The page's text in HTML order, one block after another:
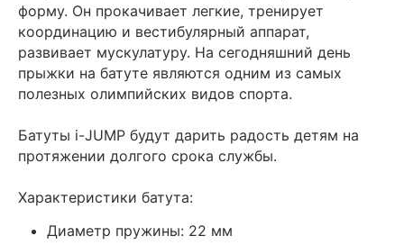
форму. Он прокачивает легкие, тренирует
координацию и вестибулярный аппарат,
развивает мускулатуру. На сегодняшний день
прыжки на батуте являются одним из самых
полезных олимпийских видов спорта.
Батуты i-JUMP будут дарить радость детям на
протяжении долгого срока службы.
Характеристики батута:
Диаметр пружины: 22 мм